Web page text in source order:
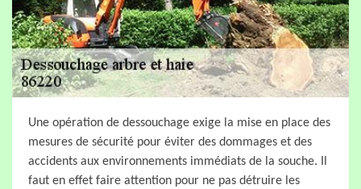
Une opération de dessouchage exige la mise en place des
mesures de sécurité pour éviter des dommages et des
accidents aux environnements immédiats de la souche. Il
faut en effet faire attention pour ne pas détruire les